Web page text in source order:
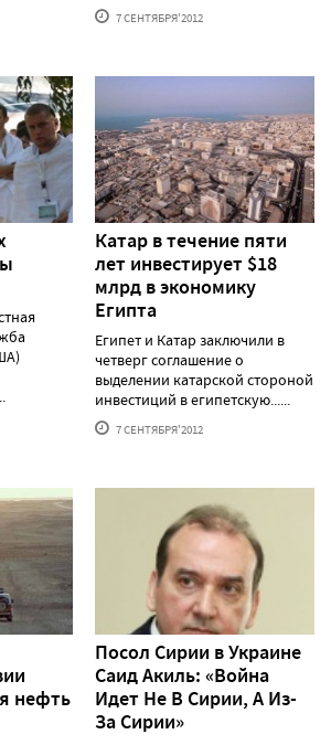
7 СЕНТЯБРЯ'2012
Катар в течение пяти
лет инвестирует $18
млрд в экономику
Египта
Египет и Катар заключили в
четверг соглашение о
выделении катарской стороной
инвестиций в египетскую......
7 СЕНТЯБРЯ'2012
нефть
Посол Сирии в Украине
Саид Акиль: «Война
Идет Не В Сирии, А Из-
За Сирии»